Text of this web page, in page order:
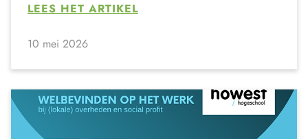
LEES HET ARTIKEL
10 mei 2026